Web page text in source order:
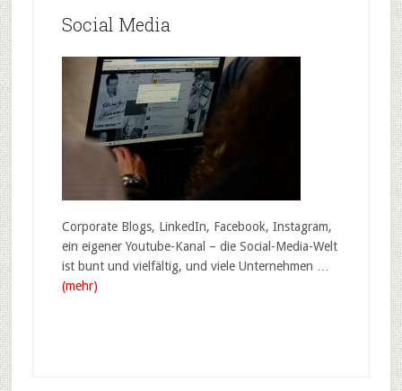
Social Media
Corporate Blogs, LinkedIn, Facebook, Instagram,
ein eigener Youtube-Kanal – die Social-Media-Welt
ist bunt und vielfältig, und viele Unternehmen …
(mehr)